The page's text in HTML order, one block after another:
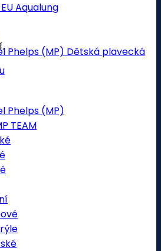
Aqualung
Phelps (MP) Dětská plavecká
Phelps (MP)
TEAM